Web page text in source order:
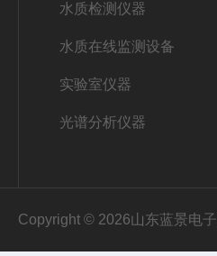
水质检测仪器
水质在线监测设备
实验室仪器
光谱分析仪器
Copyright © 2026山东蓝景电